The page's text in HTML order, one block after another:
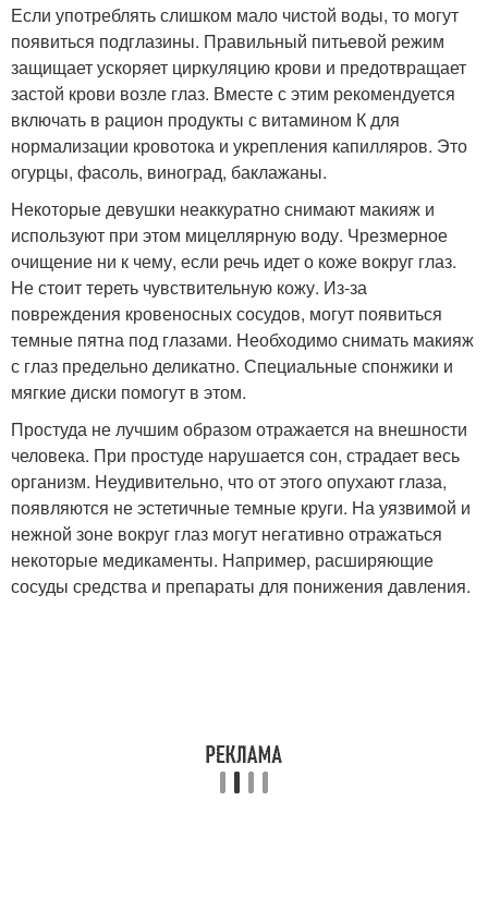
Если употреблять слишком мало чистой воды, то могут
появиться подглазины. Правильный питьевой режим
защищает ускоряет циркуляцию крови и предотвращает
застой крови возле глаз. Вместе с этим рекомендуется
включать в рацион продукты с витамином К для
нормализации кровотока и укрепления капилляров. Это
огурцы, фасоль, виноград, баклажаны.
Некоторые девушки неаккуратно снимают макияж и
используют при этом мицеллярную воду. Чрезмерное
очищение ни к чему, если речь идет о коже вокруг глаз.
Не стоит тереть чувствительную кожу. Из-за
повреждения кровеносных сосудов, могут появиться
темные пятна под глазами. Необходимо снимать макияж
с глаз предельно деликатно. Специальные спонжики и
мягкие диски помогут в этом.
Простуда не лучшим образом отражается на внешности
человека. При простуде нарушается сон, страдает весь
организм. Неудивительно, что от этого опухают глаза,
появляются не эстетичные темные круги. На уязвимой и
нежной зоне вокруг глаз могут негативно отражаться
некоторые медикаменты. Например, расширяющие
сосуды средства и препараты для понижения давления.